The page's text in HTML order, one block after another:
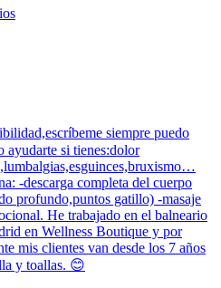
siempre puedo
ayudarte si tienes:dolor
-descarga completa del cuerpo
profundo,puntos gatillo) -masaje
He trabajado en el balneario
en Wellness Boutique y por
mis clientes van desde los 7 años
y toallas. 😊